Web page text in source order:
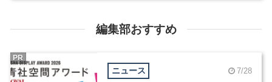
編集部おすすめ
ニュース 7/28
PR